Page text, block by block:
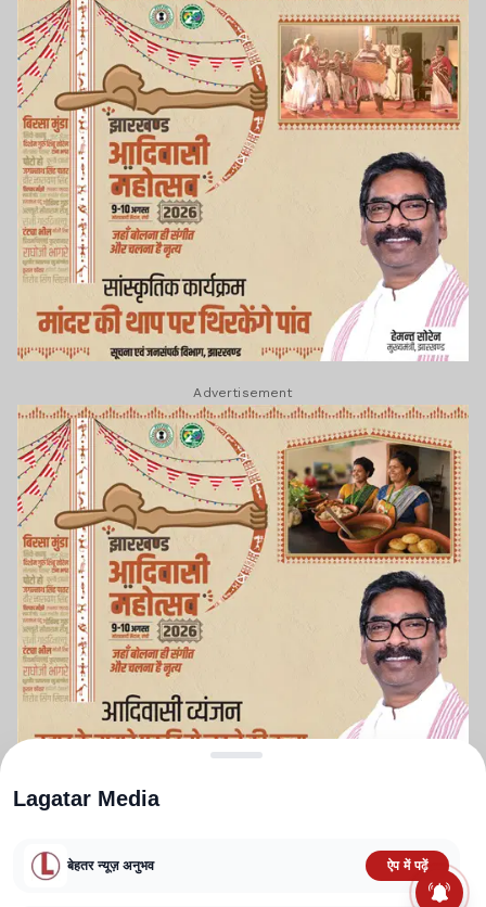
Advertisement
Lagatar Media
बेहतर न्यूज़ अनुभव ऐप में पढ़ें